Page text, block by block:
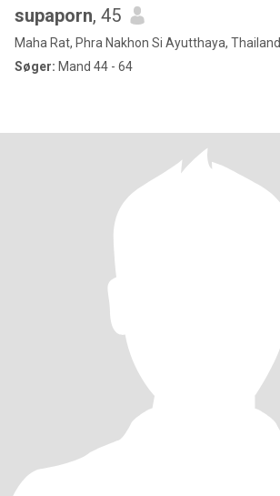
supaporn, 45
Maha Rat, Phra Nakhon Si Ayutthaya, Thailand
Søger: Mand 44 - 64